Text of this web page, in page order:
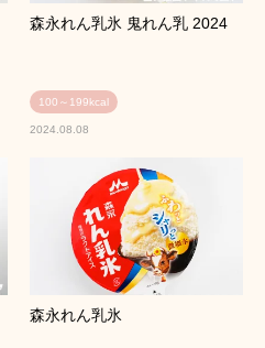
森永れん乳氷 鬼れん乳 2024
100～199kcal
2024.08.08
森永れん乳氷